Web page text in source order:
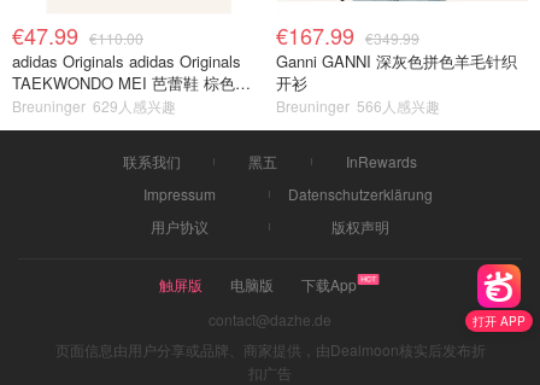
打开 APP
€47.99 €110.00
adidas Originals adidas Originals
TAEKWONDO MEI 芭蕾鞋 棕色米
色
Breuninger 629人感兴趣
€167.99 €349.99
Ganni GANNI 深灰色拼色羊毛针织
开衫
Breuninger 566人感兴趣
联系我们 黑五
InRewards
Impressum
Datenschutzerklärung
用户协议
版权声明
触屏版 电脑版
下载App
contact@dazhe.de
页面信息由用户分享或品牌、商家提供，由Dealmoon核实后发布折
扣广告